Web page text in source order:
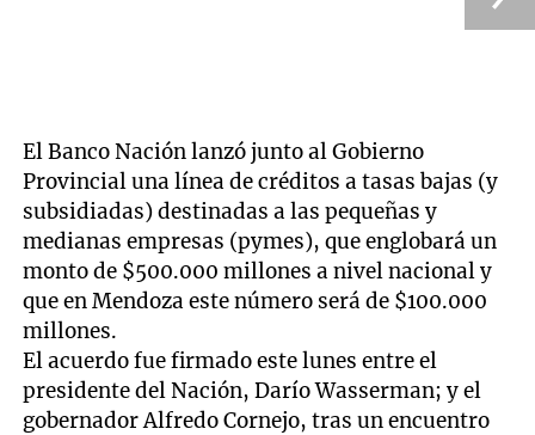
El Banco Nación lanzó junto al Gobierno
Provincial una línea de créditos a tasas bajas (y
subsidiadas) destinadas a las pequeñas y
medianas empresas (pymes), que englobará un
monto de $500.000 millones a nivel nacional y
que en Mendoza este número será de $100.000
millones.
El acuerdo fue firmado este lunes entre el
presidente del Nación, Darío Wasserman; y el
gobernador Alfredo Cornejo, tras un encuentro